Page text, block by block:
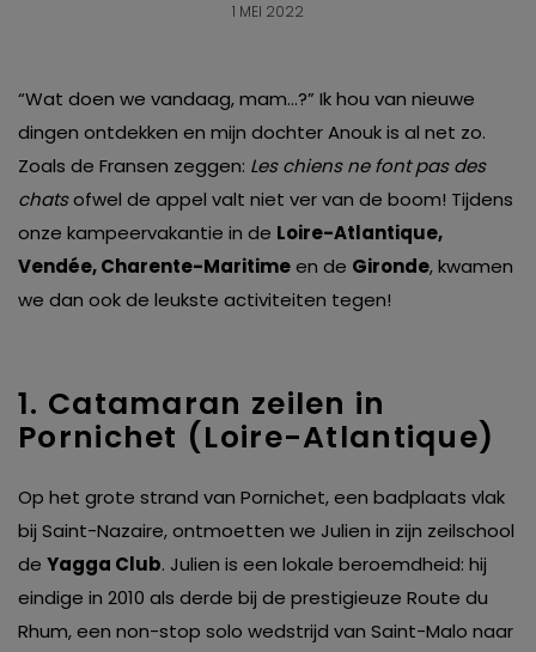
1 MEI 2022
“Wat doen we vandaag, mam…?” Ik hou van nieuwe
dingen ontdekken en mijn dochter Anouk is al net zo.
Zoals de Fransen zeggen: Les chiens ne font pas des
chatsofwel de appel valt niet ver van de boom! Tijdens
onze kampeervakantie in de Loire-Atlantique,
Vendée, Charente-Maritimeen de Gironde, kwamen
we dan ook de leukste activiteiten tegen!
1. Catamaran zeilen in
Pornichet (Loire-Atlantique)
Op het grote strand van Pornichet, een badplaats vlak
bij Saint-Nazaire, ontmoetten we Julien in zijn zeilschool
de Yagga Club. Julien is een lokale beroemdheid: hij
eindige in 2010 als derde bij de prestigieuze Route du
Rhum, een non-stop solo wedstrijd van Saint-Malo naar